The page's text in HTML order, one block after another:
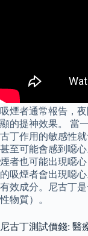
吸煙者通常報告，
顯的提神效果。 當
古丁作用的敏感性
甚至可能會感到噁
煙者也可能出現噁
的吸煙者會出現噁
有效成分。尼古丁
性物質）。
尼古丁測試價錢: 醫